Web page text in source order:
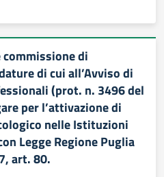
di
di cui all’Avviso di
(prot. n. 3496 del
per l’attivazione di
nelle Istituzioni
Legge Regione Puglia
art. 80.